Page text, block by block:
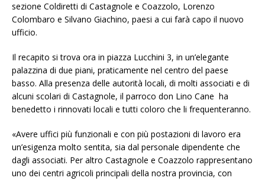
sezione Coldiretti di Castagnole e Coazzolo, Lorenzo
Colombaro e Silvano Giachino, paesi a cui farà capo il nuovo
ufficio.
Il recapito si trova ora in piazza Lucchini 3, in un’elegante
palazzina di due piani, praticamente nel centro del paese
basso. Alla presenza delle autorità locali, di molti associati e di
alcuni scolari di Castagnole, il parroco don Lino Cane ha
benedetto i rinnovati locali e tutti coloro che li frequenteranno.
«Avere uffici più funzionali e con più postazioni di lavoro era
un’esigenza molto sentita, sia dal personale dipendente che
dagli associati. Per altro Castagnole e Coazzolo rappresentano
uno dei centri agricoli principali della nostra provincia, con